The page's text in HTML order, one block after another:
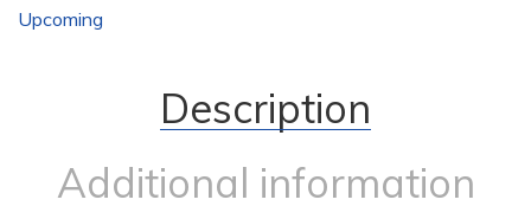
Upcoming
Description
Additional information